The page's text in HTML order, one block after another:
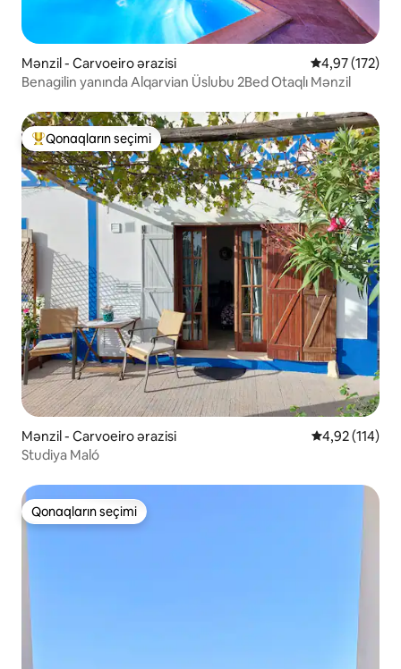
Mənzil - Carvoeiro ərazisi Ortalama
4,97 (172)
Benagilin yanında Alqarvian Üslubu 2Bed Otaqlı Mənzil
Populyar "Qonaqların seçimi"
Qonaqların seçimi
Mənzil - Carvoeiro ərazisi Ortalama
4,92 (114)
Studiya Maló
Qonaqların seçimi
Qonaqların seçimi